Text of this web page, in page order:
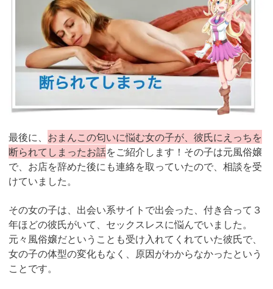
最後に、 おまんこの匂いに悩む女の子が、彼氏にえっちを
断られてしまったお話をご紹介します！その子は元風俗嬢
で、お店を辞めた後にも連絡を取っていたので、相談を受
けていました。
その女の子は、出会い系サイトで出会った、付き合って３
年ほどの彼氏がいて、セックスレスに悩んでいました。
元々風俗嬢だということも受け入れてくれていた彼氏で、
女の子の体型の変化もなく、原因がわからなかったという
ことです。